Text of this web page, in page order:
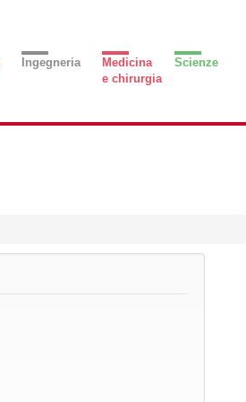
Ingegneria
Medicina
e chirurgia
Scienze